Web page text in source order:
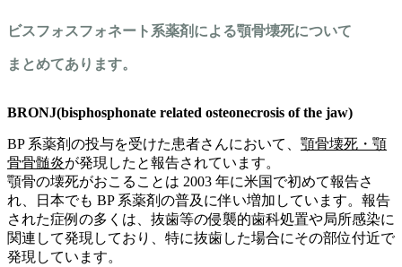
ビスフォスフォネート系薬剤による顎骨壊死について
まとめてあります。
BRONJ(bisphosphonate related osteonecrosis of the jaw)
BP 系薬剤の投与を受けた患者さんにおいて、 顎骨壊死・顎
骨骨髄炎が発現したと報告されています。
顎骨の壊死がおこることは 2003 年に米国で初めて報告さ
れ、日本でも BP 系薬剤の普及に伴い増加しています。報告
された症例の多くは、抜歯等の侵襲的歯科処置や局所感染に
関連して発現しており、特に抜歯した場合にその部位付近で
発現しています。